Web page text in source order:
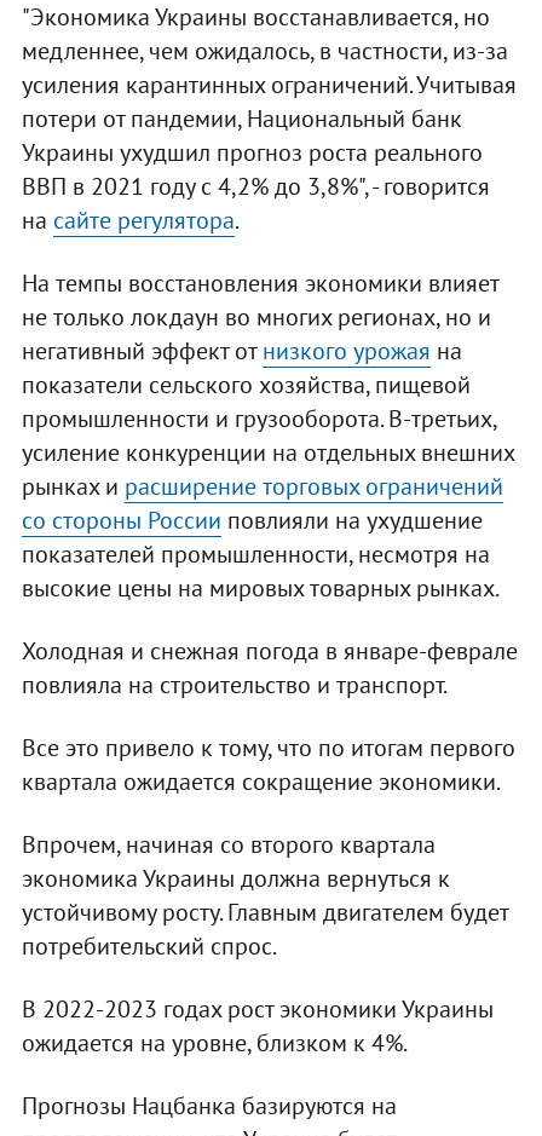
"Экономика Украины восстанавливается, но
медленнее, чем ожидалось, в частности, из-за
усиления карантинных ограничений. Учитывая
потери от пандемии, Национальный банк
Украины ухудшил прогноз роста реального
ВВП в 2021 году с 4,2% до 3,8%", - говорится
на сайте регулятора.
На темпы восстановления экономики влияет
не только локдаун во многих регионах, но и
негативный эффект отнизкого урожая на
показатели сельского хозяйства, пищевой
промышленности и грузооборота. В-третьих,
усиление конкуренции на отдельных внешних
рынках и расширение торговых ограничений
со стороны России повлияли на ухудшение
показателей промышленности, несмотря на
высокие цены на мировых товарных рынках.
Холодная и снежная погода в январе-феврале
повлияла на строительство и транспорт.
Все это привело к тому, что по итогам первого
квартала ожидается сокращение экономики.
Впрочем, начиная со второго квартала
экономика Украины должна вернуться к
устойчивому росту. Главным двигателем будет
потребительский спрос.
В 2022-2023 годах рост экономики Украины
ожидается на уровне, близком к 4%.
Прогнозы Нацбанка базируются на